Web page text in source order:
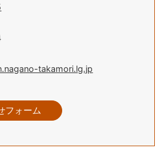
takamori.lg.jp
フォーム